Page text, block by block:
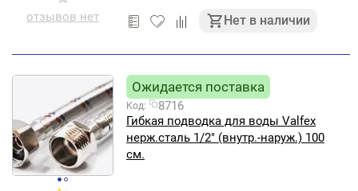
отзывов нет Нет в наличии
Ожидается поставка
Код:
8716
Гибкая подводка для воды Valfex
нерж.сталь 1/2" (внутр.-наруж.) 100
см.